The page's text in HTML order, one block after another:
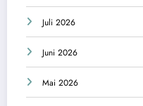
Juli 2026
Juni 2026
Mai 2026